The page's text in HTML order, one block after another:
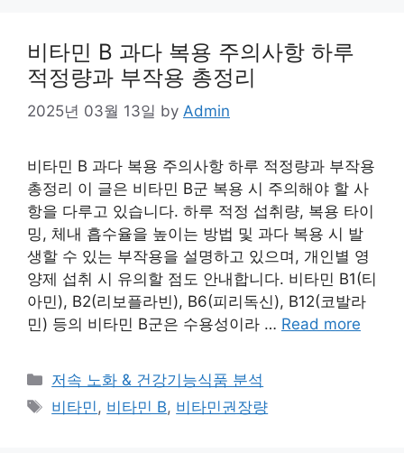
비타민 B 과다 복용 주의사항 하루
적정량과 부작용 총정리
2025년 03월 13일 by Admin
비타민 B 과다 복용 주의사항 하루 적정량과 부작용
총정리 이 글은 비타민 B군 복용 시 주의해야 할 사
항을 다루고 있습니다. 하루 적정 섭취량, 복용 타이
밍, 체내 흡수율을 높이는 방법 및 과다 복용 시 발
생할 수 있는 부작용을 설명하고 있으며, 개인별 영
양제 섭취 시 유의할 점도 안내합니다. 비타민 B1(티
아민), B2(리보플라빈), B6(피리독신), B12(코발라
민) 등의 비타민 B군은 수용성이라 … Read more
Categories
저속 노화 & 건강기능식품 분석
Tags
비타민, 비타민 B, 비타민권장량